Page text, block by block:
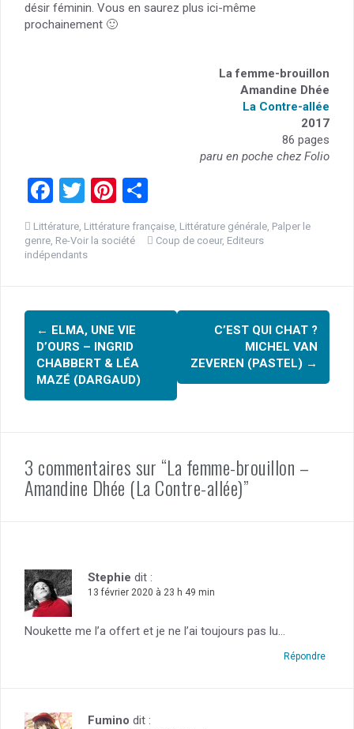
désir féminin. Vous en saurez plus ici-même
prochainement 🙂
La femme-brouillon
Amandine Dhée
La Contre-allée
2017
86 pages
paru en poche chez Folio
F
a
ce
b
o
k
T
wi
tt
er
Pi
nt
er
ar
ta
Littérature, Littérature française, Littérature générale, Palper le
genre, Re-Voir la société Coup de coeur, Editeurs
indépendants
Navigation
d'article
← ELMA, UNE VIE
D’OURS – INGRID
CHABBERT & LÉA
MAZÉ (DARGAUD)
C’EST QUI CHAT ?
MICHEL VAN
ZEVEREN (PASTEL) →
3 commentaires sur “La femme-brouillon –
Amandine Dhée (La Contre-allée)”
Stephie dit :
13 février 2020 à 23 h 49 min
Noukette me l’a offert et je ne l’ai toujours pas lu…
Répondre
Fumino dit :